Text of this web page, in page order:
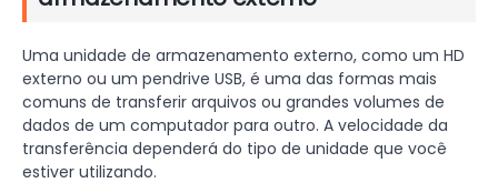
Uma unidade de armazenamento externo, como um HD
externo ou um pendrive USB, é uma das formas mais
comuns de transferir arquivos ou grandes volumes de
dados de um computador para outro. A velocidade da
transferência dependerá do tipo de unidade que você
estiver utilizando.